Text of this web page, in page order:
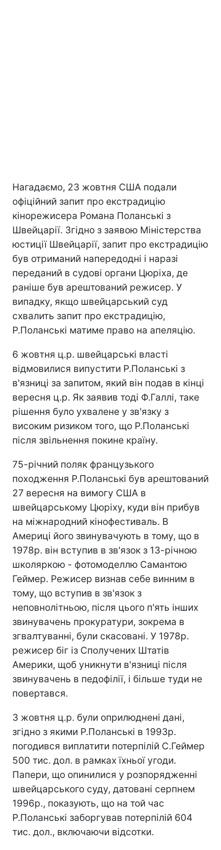
Нагадаємо, 23 жовтня США подали
офіційний запит про екстрадицію
кінорежисера Романа Поланські з
Швейцарії. Згідно з заявою Міністерства
юстиції Швейцарії, запит про екстрадицію
був отриманий напередодні і наразі
переданий в судові органи Цюріха, де
раніше був арештований режисер. У
випадку, якщо швейцарський суд
схвалить запит про екстрадицію,
Р.Поланські матиме право на апеляцію.
6 жовтня ц.р. швейцарські власті
відмовилися випустити Р.Поланські з
в'язниці за запитом, який він подав в кінці
вересня ц.р. Як заявив тоді Ф.Галлі, таке
рішення було ухвалене у зв'язку з
високим ризиком того, що Р.Поланські
після звільнення покине країну.
75-річний поляк французького
походження Р.Поланські був арештований
27 вересня на вимогу США в
швейцарському Цюріху, куди він прибув
на міжнародний кінофестиваль. В
Америці його звинувачують в тому, що в
1978р. він вступив в зв'язок з 13-річною
школяркою - фотомоделлю Самантою
Геймер. Режисер визнав себе винним в
тому, що вступив в зв'язок з
неповнолітньою, після цього п'ять інших
звинувачень прокуратури, зокрема в
згвалтуванні, були скасовані. У 1978р.
режисер біг із Сполучених Штатів
Америки, щоб уникнути в'язниці після
звинувачень в педофілії, і більше туди не
повертався.
3 жовтня ц.р. були оприлюднені дані,
згідно з якими Р.Поланські в 1993р.
погодився виплатити потерпілій С.Геймер
500 тис. дол. в рамках їхньої угоди.
Папери, що опинилися у розпорядженні
швейцарського суду, датовані серпнем
1996р., показують, що на той час
Р.Поланські заборгував потерпілій 604
тис. дол., включаючи відсотки.